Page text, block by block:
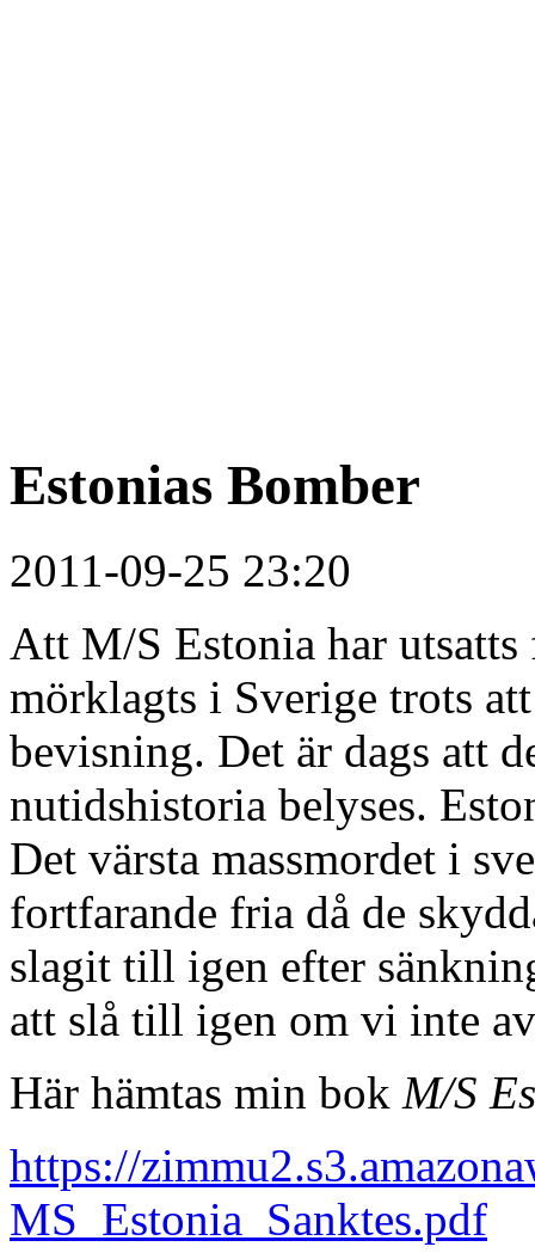
Estonias Bomber
2011-09-25 23:20
Att M/S Estonia har
mörklagts i Sverige trots
bevisning. Det är dags att
nutidshistoria belyses.
Det värsta massmordet i
fortfarande fria då de
slagit till igen efter
att slå till igen om vi inte
Här hämtas min bok M/S
https://
MS_Estonia_Sanktes.pdf